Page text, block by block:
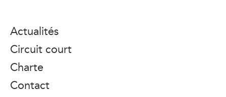
Actualités
Circuit court
Charte
Contact